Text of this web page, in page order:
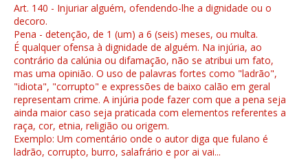
Art. 140 - Injuriar alguém, ofendendo-lhe a dignidade ou o
decoro.
Pena - detenção, de 1 (um) a 6 (seis) meses, ou multa.
É qualquer ofensa à dignidade de alguém. Na injúria, ao
contrário da calúnia ou difamação, não se atribui um fato,
mas uma opinião. O uso de palavras fortes como "ladrão",
"idiota", "corrupto" e expressões de baixo calão em geral
representam crime. A injúria pode fazer com que a pena seja
ainda maior caso seja praticada com elementos referentes a
raça, cor, etnia, religião ou origem.
Exemplo: Um comentário onde o autor diga que fulano é
ladrão, corrupto, burro, salafrário e por ai vai...